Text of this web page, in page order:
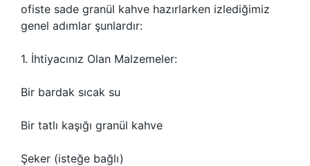
ofiste sade granül kahve hazırlarken izlediğimiz
genel adımlar şunlardır:
1. İhtiyacınız Olan Malzemeler:
Bir bardak sıcak su
Bir tatlı kaşığı granül kahve
Şeker (isteğe bağlı)